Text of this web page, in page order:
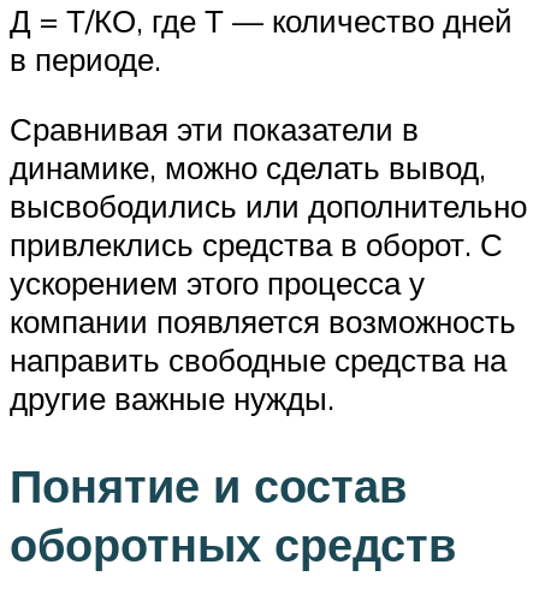
Д = Т/КО, где Т — количество дней
в периоде.
Сравнивая эти показатели в
динамике, можно сделать вывод,
высвободились или дополнительно
привлеклись средства в оборот. С
ускорением этого процесса у
компании появляется возможность
направить свободные средства на
другие важные нужды.
Понятие и состав
оборотных средств